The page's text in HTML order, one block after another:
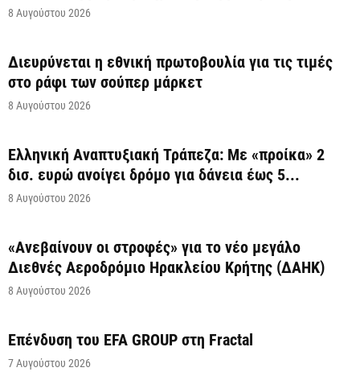
8 Αυγούστου 2026
Διευρύνεται η εθνική πρωτοβουλία για τις τιμές
στο ράφι των σούπερ μάρκετ
8 Αυγούστου 2026
Ελληνική Αναπτυξιακή Τράπεζα: Με «προίκα» 2
δισ. ευρώ ανοίγει δρόμο για δάνεια έως 5...
8 Αυγούστου 2026
«Ανεβαίνουν οι στροφές» για το νέο μεγάλο
Διεθνές Αεροδρόμιο Ηρακλείου Κρήτης (ΔΑΗΚ)
8 Αυγούστου 2026
Επένδυση του EFA GROUP στη Fractal
7 Αυγούστου 2026